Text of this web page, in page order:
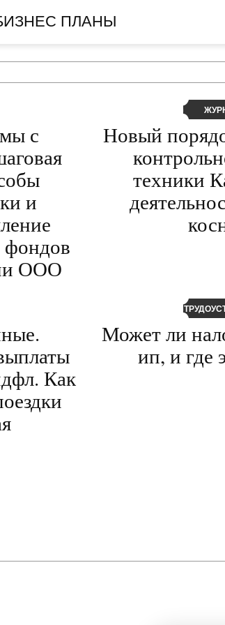
ПЛАНЫ
с
и
фондов
ООО
Новый
техники
Как
Может ли
ип, и где